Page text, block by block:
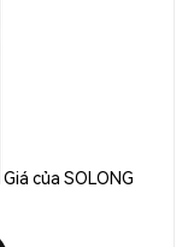
Giá của SOLONG